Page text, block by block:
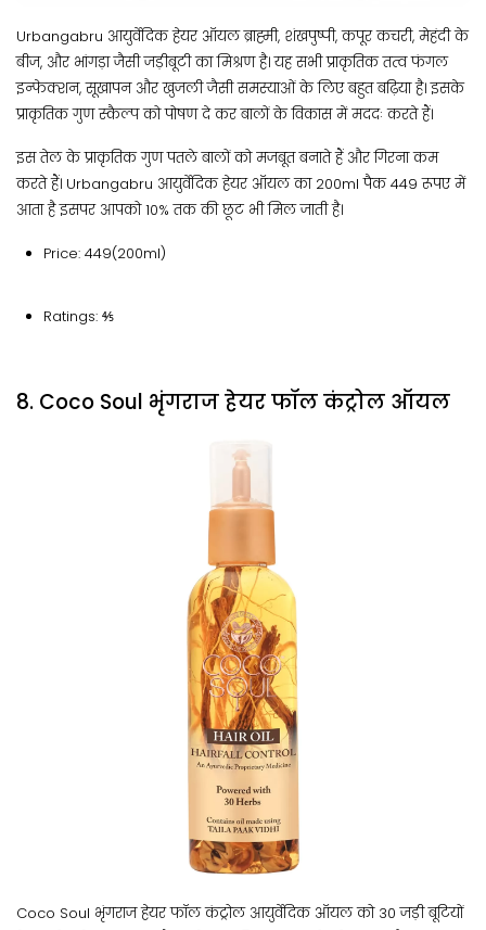
Urbangabru आयुर्वेदिक हेयर ऑयल ब्राह्मी, शंखपुष्पी, कपूर कचरी, मेहंदी के
बीज, और भांगड़ा जैसी जड़ीबूटी का मिश्रण है। यह सभी प्राकृतिक तत्व फंगल
इन्फेक्शन, सूखापन और खुजली जैसी समस्याओं के लिए बहुत बढ़िया है। इसके
प्राकृतिक गुण स्कैल्प को पोषण दे कर बालों के विकास में मददः करते हैं।
इस तेल के प्राकृतिक गुण पतले बालों को मजबूत बनाते हैं और गिरना कम
करते हैं। Urbangabru आयुर्वेदिक हेयर ऑयल का 200ml पैक 449 रूपए में
आता है इसपर आपको 10% तक की छूट भी मिल जाती है।
Price: 449(200ml)
Ratings: ⅘
8. Coco Soul भृंगराज हेयर फॉल कंट्रोल ऑयल
Coco Soul भृंगराज हेयर फॉल कंट्रोल आयुर्वेदिक ऑयल को 30 जड़ी बूटियों